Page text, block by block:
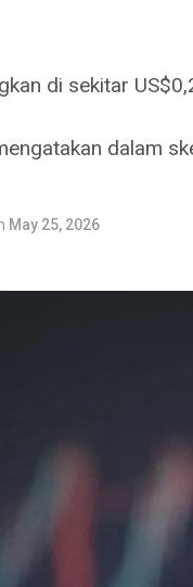
di sekitar
dalam
May 25, 2026